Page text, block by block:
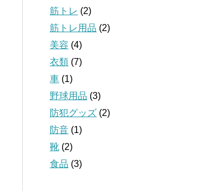
筋トレ (2)
筋トレ用品 (2)
美容 (4)
衣類 (7)
車 (1)
野球用品 (3)
防犯グッズ (2)
防音 (1)
靴 (2)
食品 (3)